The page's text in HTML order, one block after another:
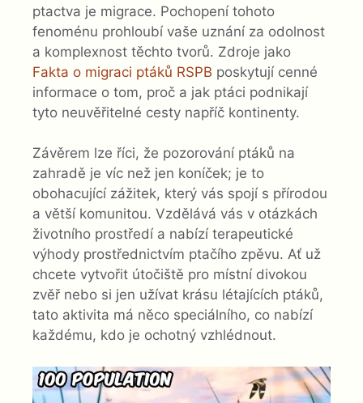
ptactva je migrace. Pochopení tohoto
fenoménu prohloubí vaše uznání za odolnost
a komplexnost těchto tvorů. Zdroje jako
Fakta o migraci ptáků RSPB poskytují cenné
informace o tom, proč a jak ptáci podnikají
tyto neuvěřitelné cesty napříč kontinenty.
Závěrem lze říci, že pozorování ptáků na
zahradě je víc než jen koníček; je to
obohacující zážitek, který vás spojí s přírodou
a větší komunitou. Vzdělává vás v otázkách
životního prostředí a nabízí terapeutické
výhody prostřednictvím ptačího zpěvu. Ať už
chcete vytvořit útočiště pro místní divokou
zvěř nebo si jen užívat krásu létajících ptáků,
tato aktivita má něco speciálního, co nabízí
každému, kdo je ochotný vzhlédnout.